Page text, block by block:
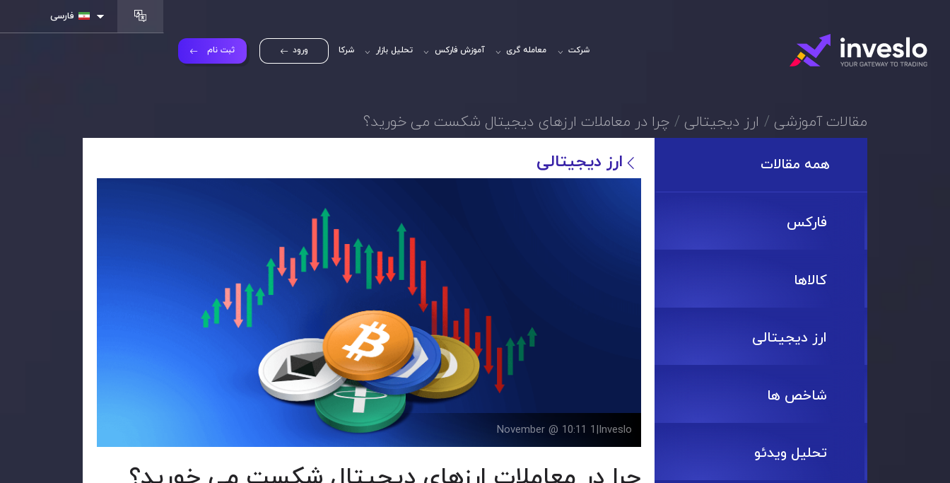
شرکت معامله گری آموزش فارکس تحلیل بازار شرکا ورود ثبت نام
فارسی
مقالات آموزشی ارز دیجیتالی چرا در معاملات ارزهای دیجیتال شکست می خورید؟
همه مقالات
فارکس
کالاها
ارز دیجیتالی
شاخص ها
تحلیل ویدئو
ارز دیجیتالی
Inveslo
|
1 November @ 10:11